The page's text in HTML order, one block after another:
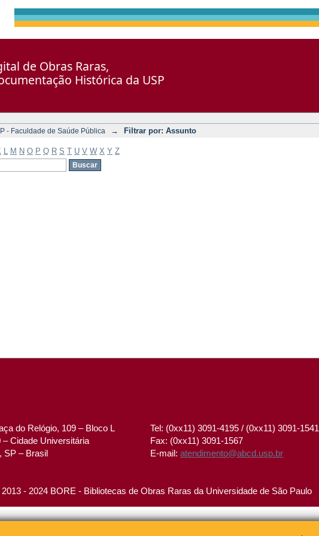
de Obras Raras,
Histórica da USP
- Faculdade de Saúde Pública → Filtrar por: Assunto
M N O P Q R S T U V W X Y Z
do Relógio, 109 – Bloco L
– Cidade Universitária
SP – Brasil
Tel: (0xx11) 3091-4195 / (0xx11) 3091-1541
Fax: (0xx11) 3091-1567
E-mail:atendimento@abcd.usp.br
- 2024 BORE - Bibliotecas de Obras Raras da Universidade de São Paulo